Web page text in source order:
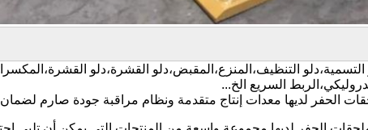
التنظيف،المنزع،المقبض،دلو القشرة،دلو
السريع الخ...
الحفر لديها معدات إنتاج متقدمة ونظام مراقبة جودة صارم لضمان